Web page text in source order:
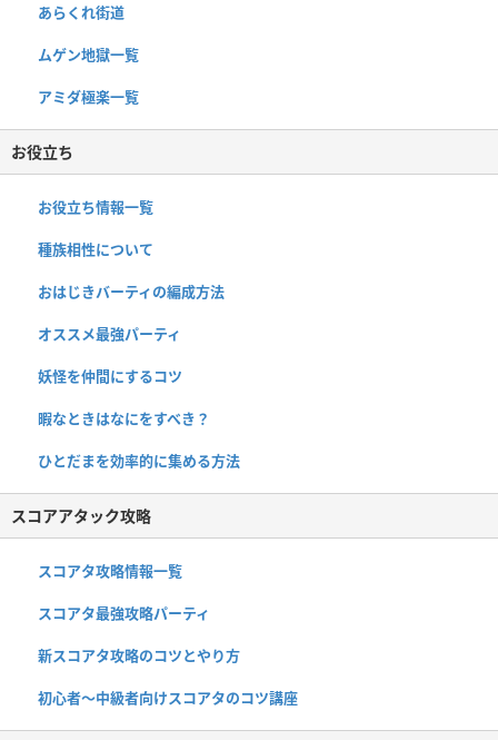
あらくれ街道
ムゲン地獄一覧
アミダ極楽一覧
お役立ち
お役立ち情報一覧
種族相性について
おはじきバーティの編成方法
オススメ最強パーティ
妖怪を仲間にするコツ
暇なときはなにをすべき？
ひとだまを効率的に集める方法
スコアアタック攻略
スコアタ攻略情報一覧
スコアタ最強攻略パーティ
新スコアタ攻略のコツとやり方
初心者〜中級者向けスコアタのコツ講座